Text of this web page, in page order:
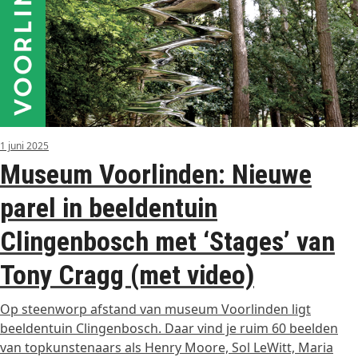
1 juni 2025
Museum Voorlinden: Nieuwe
parel in beeldentuin
Clingenbosch met ‘Stages’ van
Tony Cragg (met video)
Op steenworp afstand van museum Voorlinden ligt
beeldentuin Clingenbosch. Daar vind je ruim 60 beelden
van topkunstenaars als Henry Moore, Sol LeWitt, Maria